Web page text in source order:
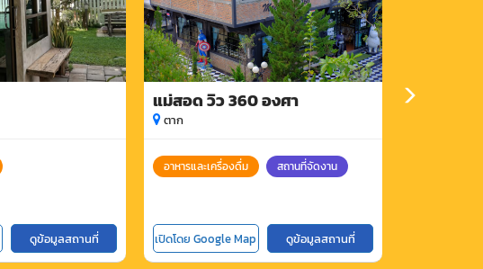
ดูข้อมูลสถานที่
แม่สอด วิว 360 องศา
ตาก
อาหารและเครื่องดื่ม สถานที่จัดงาน
เปิดโดย Google Map ดูข้อมูลสถานที่
ตาก กาแฟ